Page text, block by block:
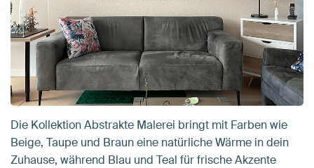
Die Kollektion Abstrakte Malerei bringt mit Farben wie
Beige, Taupe und Braun eine natürliche Wärme in dein
Zuhause, während Blau und Teal für frische Akzente